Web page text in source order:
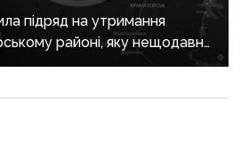
підряд на утримання
районі, яку нещодавно